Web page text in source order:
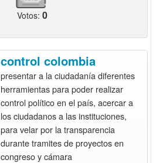
Votos: 0
control colombia
presentar a la ciudadanía diferentes
herramientas para poder realizar
control político en el país, acercar a
los ciudadanos a las instituciones,
para velar por la transparencia
durante tramites de proyectos en
congreso y cámara